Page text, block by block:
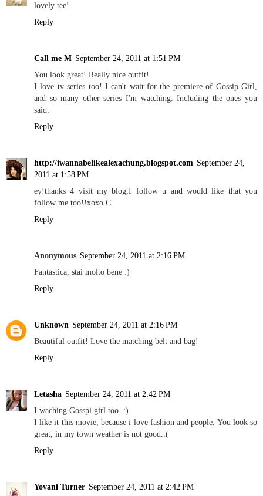
lovely tee!
Reply
Call me M September 24, 2011 at 1:51 PM
You look great! Really nice outfit!
I love tv series too! I can't wait for the premiere of Gossip Girl,
and so many other series I'm watching. Including the ones you
said.
Reply
http://iwannabelikealexachung.blogspot.com September 24,
2011 at 1:58 PM
ey!thanks 4 visit my blog,I follow u and would like that you
follow me too!!xoxo C.
Reply
Anonymous September 24, 2011 at 2:16 PM
Fantastica, stai molto bene :)
Reply
Unknown September 24, 2011 at 2:16 PM
Beautiful outfit! Love the matching belt and bag!
Reply
Letasha September 24, 2011 at 2:42 PM
I waching Gosspi girl too. :)
I like it this movie, because i love fashion and people. You look so
great, in my town weather is not good.:(
Reply
Yovani Turner September 24, 2011 at 2:42 PM